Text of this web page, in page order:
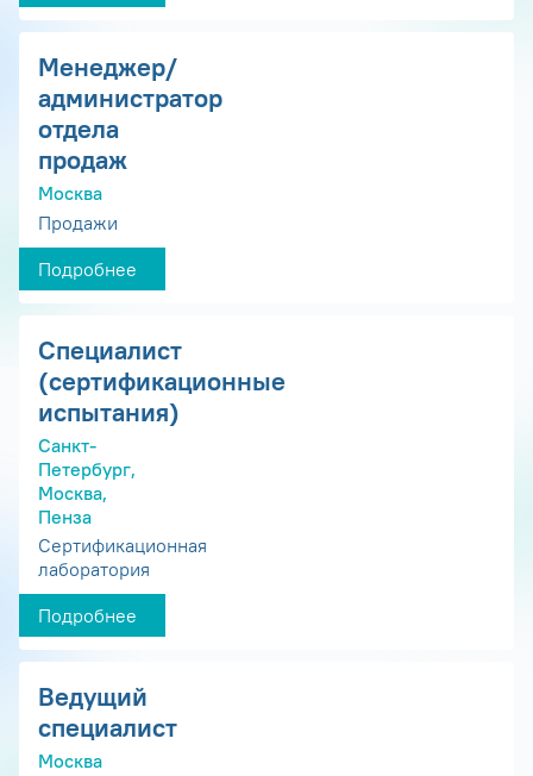
Менеджер/
администратор
отдела
продаж
Москва
Продажи
Подробнее
Специалист
(сертификационные
испытания)
Санкт-
Петербург,
Москва,
Пенза
Сертификационная
лаборатория
Подробнее
Ведущий
специалист
Москва